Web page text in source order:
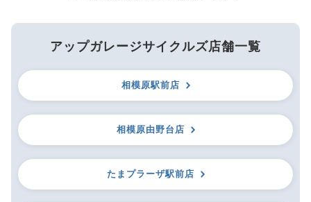
アップガレージサイクルズ店舗一覧
相模原駅前店
相模原由野台店
たまプラーザ駅前店